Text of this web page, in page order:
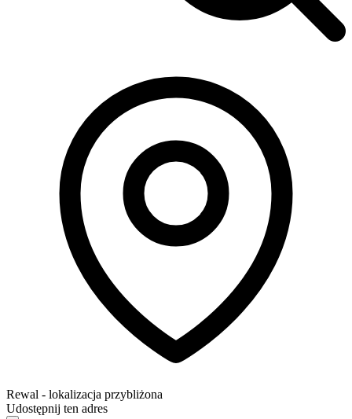
Rewal - lokalizacja przybliżona
Udostępnij ten adres